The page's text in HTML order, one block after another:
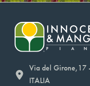
Via del Girone,17
ITALIA